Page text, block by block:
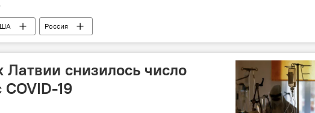
Россия
Латвии снизилось число
19